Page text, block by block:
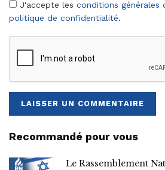
J'accepte les conditions générales
politique de confidentialité.
Recommandé pour vous
Le Rassemblement